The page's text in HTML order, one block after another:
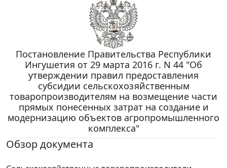
Постановление Правительства Республики
Ингушетия от 29 марта 2016 г. N 44 "Об
утверждении правил предоставления
субсидии сельскохозяйственным
товаропроизводителям на возмещение части
прямых понесенных затрат на создание и
модернизацию объектов агропромышленного
комплекса"
Обзор документа